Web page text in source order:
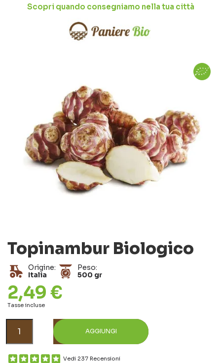
Scopri quando consegniamo nella tua città
Topinambur Biologico
Origine:
Italia
Peso:
500 gr
2,49 €
Tasse incluse
AGGIUNGI
Vedi 237 Recensioni